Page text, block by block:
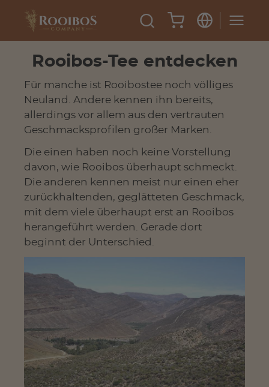
Rooibos-Tee entdecken
Für manche ist Rooibostee noch völliges
Neuland. Andere kennen ihn bereits,
allerdings vor allem aus den vertrauten
Geschmacksprofilen großer Marken.
Die einen haben noch keine Vorstellung
davon, wie Rooibos überhaupt schmeckt.
Die anderen kennen meist nur einen eher
zurückhaltenden, geglätteten Geschmack,
mit dem viele überhaupt erst an Rooibos
herangeführt werden. Gerade dort
beginnt der Unterschied.